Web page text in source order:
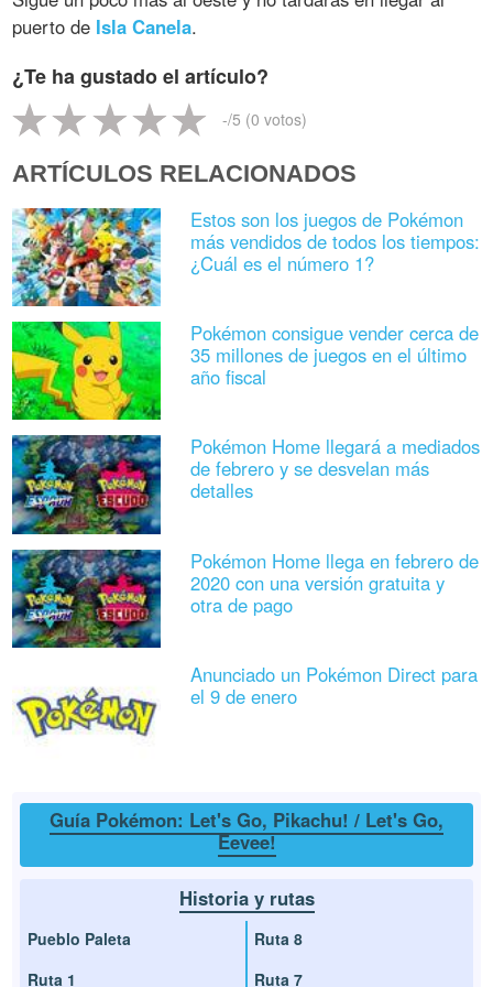
puerto de Isla Canela.
¿Te ha gustado el artículo?
-/5 (0 votos)
ARTÍCULOS RELACIONADOS
Estos son los juegos de Pokémon
más vendidos de todos los tiempos:
¿Cuál es el número 1?
Pokémon consigue vender cerca de
35 millones de juegos en el último
año fiscal
Pokémon Home llegará a mediados
de febrero y se desvelan más
detalles
Pokémon Home llega en febrero de
2020 con una versión gratuita y
otra de pago
Anunciado un Pokémon Direct para
el 9 de enero
Guía Pokémon: Let's Go, Pikachu! / Let's Go,
Eevee!
Historia y rutas
Pueblo Paleta
Ruta 1
Ruta 8
Ruta 7